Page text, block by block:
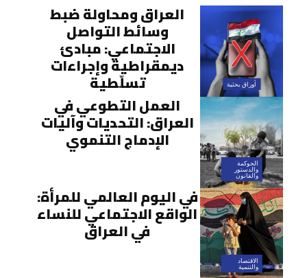
أوراق بحثية
العراق ومحاولة ضبط
وسائط التواصل
الاجتماعي: مبادئ
ديمقراطية وإجراءات
تسلّطية
الحوكمة
والدستور
والقانون
العمل التطوعي في
العراق: التحديات وآليات
الإدماج التنموي
الاقتصاد
والتنمية
في اليوم العالمي للمرأة:
الواقع الاجتماعي للنساء
في العراق